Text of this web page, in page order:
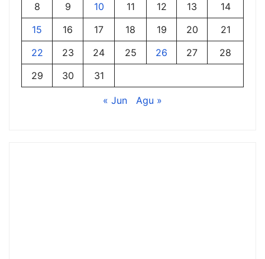
8
9 10 11 12 13
14
15
16 17 18 19 20
21
22
23 24 25 26 27
28
29
30 31
« Jun Agu »